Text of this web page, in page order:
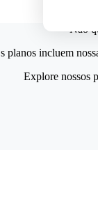
Não
planos incluem
Explore nossos